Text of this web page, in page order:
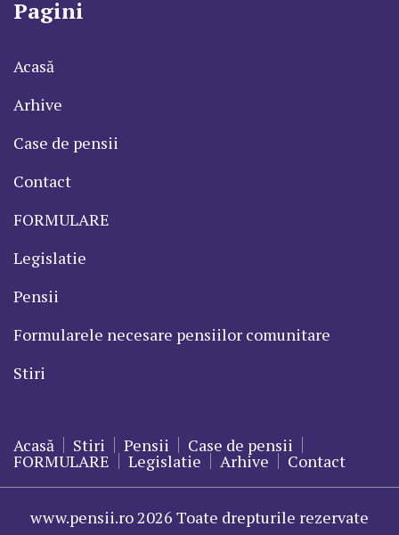
Pagini
Acasă
Arhive
Case de pensii
Contact
FORMULARE
Legislatie
Pensii
Formularele necesare pensiilor comunitare
Stiri
Acasă Stiri Pensii Case de pensii
FORMULARE Legislatie Arhive Contact
www.pensii.ro 2026 Toate drepturile rezervate